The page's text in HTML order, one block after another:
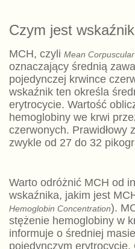
Czym jest
MCH, czyli Mean
oznaczający średnią
pojedynczej krwince
wskaźnik ten określa
erytrocycie. Wartość
hemoglobiny we krwi
czerwonych. Prawidłowy
zwykle od 27 do 32
Warto odróżnić MCH od
wskaźnika, jakim jest
Hemoglobin Concentration).
stężenie hemoglobiny w
informuje o średniej
pojedynczym